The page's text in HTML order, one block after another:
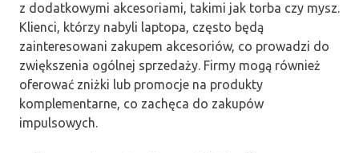
z dodatkowymi akcesoriami, takimi jak torba czy mysz.
Klienci, którzy nabyli laptopa, często będą
zainteresowani zakupem akcesoriów, co prowadzi do
zwiększenia ogólnej sprzedaży. Firmy mogą również
oferować zniżki lub promocje na produkty
komplementarne, co zachęca do zakupów
impulsowych.